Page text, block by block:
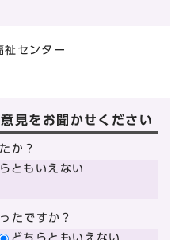
センター
見をお聞かせください
か？
ともいえない
たですか？
どちらともいえない